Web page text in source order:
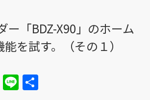
ー「BDZ-X90」のホーム
を試す。（その１）
Hatena
Line